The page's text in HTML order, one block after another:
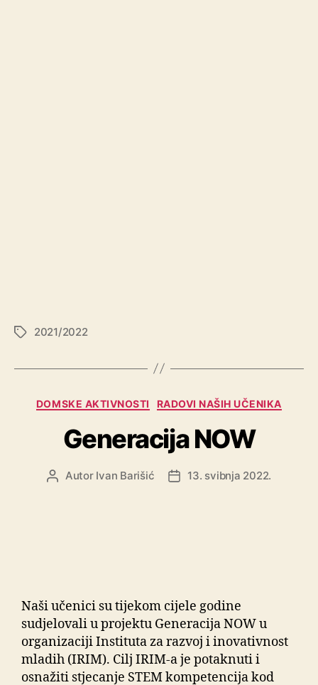
2021/2022
DOMSKE AKTIVNOSTI RADOVI NAŠIH UČENIKA
Generacija NOW
Autor Ivan Barišić 13. svibnja 2022.
Naši učenici su tijekom cijele godine
sudjelovali u projektu Generacija NOW u
organizaciji Instituta za razvoj i inovativnost
mladih (IRIM). Cilj IRIM-a je potaknuti i
osnažiti stjecanje STEM kompetencija kod